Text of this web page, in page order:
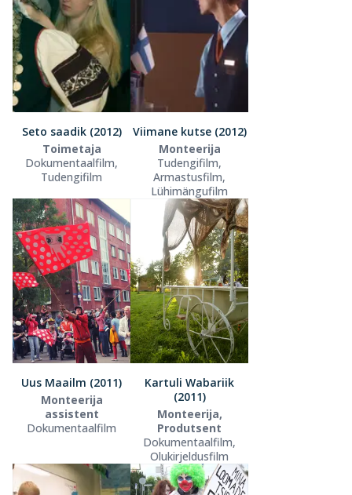
Seto saadik (2012)
Toimetaja
Dokumentaalfilm,
Tudengifilm
Viimane kutse (2012)
Monteerija
Tudengifilm,
Armastusfilm,
Lühimängufilm
Uus Maailm (2011)
Monteerija
assistent
Dokumentaalfilm
Kartuli Wabariik
(2011)
Monteerija,
Produtsent
Dokumentaalfilm,
Olukirjeldusfilm